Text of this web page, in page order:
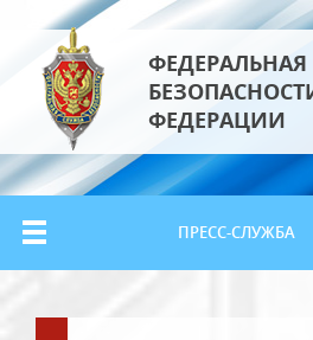
ФЕДЕРАЦИИ
ПРЕСС-СЛУЖБА